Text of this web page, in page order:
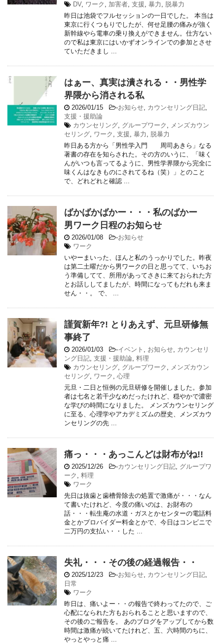
DV, ワーク , 加害者, 支援, 暴力 , 脱暴力
昨日は池袋でフルセッションの一日でした。 本当は
東京に行くつもりでしたが、何せ足腰の痛みが強く
新幹線やら電車の乗り換えができません。仕方ない
ので私は東京にはいかずオンラインでの参加とさせ
ていただきまし ...
はぁー、真実は潰される・・男性学
界隈から消される私
2026/01/15 -お知らせ, カウンセリング日記,
支援・援助論
カウンセリング, グループワーク , メンズカウン
セリング, ワーク , 支援, 暴力 , 脱暴力
昨日ある方から「男性学入門 周司あきら」なる
著書の存在を知らされた。その方のいうに、「味く
んがいつも言ってるように、男性学界隈から完全に
味くんはなきものにされてるね（笑）」とのこと
で、どれどれと確認 ...
ばかばかばかー・・・私のばかー
男ワーク日程のお知らせ
2026/01/08 -お知らせ
ワーク
いやーまいった、ほんと私のうっかりでした。昨夜
は第二土曜だから男ワークの日と思ってて、いちお
う準備してて、所用があってさきに来ておられた方
とお話ししてましたが、時間になってもだれも来ま
せん・・。 で、 ...
謹賀新年?! とりあえず、元旦研修無
事終了
2026/01/03 -イベント , お知らせ, カウンセリ
ング日記, 支援・援助論, 料理
カウンセリング, グループワーク , メンズカウン
セリング, ワーク , 心理
元旦・二日と恒例の元旦研修を開催しました。参加
者は七名と若干少なめだったけれど、穏やかで濃密
な学びの時間になりました。 メンズカウンセリング
に至る、心理学やアカデミズムの歴史、メンズカウ
ンセリングの先 ...
痛っ・・・あっこんどは財布がね!!
2025/12/26 -カウンセリング日記, グループワ
ーク , 料理
ワーク
先日は抜歯と歯槽骨除去の処置で激痛が・・・なん
て書いたけれど、今度の痛いのは、お財布の
話・・・転生庵の水道・ガスとかセンターの電話料
金とかプロバイダー料金とかで、今日はコンビニで
二万円の支払い・・した ...
失礼・・・その後の経過報告・・
2025/12/23 -お知らせ, カウンセリング日記,
日常
ワーク
昨日は、痛いよー・・の報告で終わってたので、ご
心配になられた方もおられることと思いますので、
その後のご報告を。 あのブログをアップしてから数
時間は激痛が続いてたけれど、五、六時間のちに、
やっとやっと痛 ...